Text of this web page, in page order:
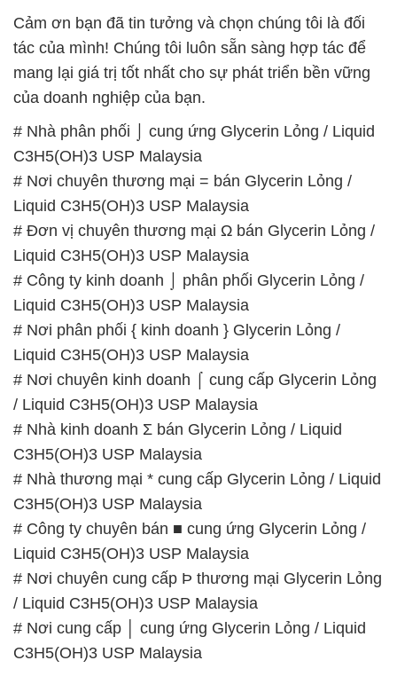
Cảm ơn bạn đã tin tưởng và chọn chúng tôi là đối
tác của mình! Chúng tôi luôn sẵn sàng hợp tác để
mang lại giá trị tốt nhất cho sự phát triển bền vững
của doanh nghiệp của bạn.
# Nhà phân phối ⌡ cung ứng Glycerin Lỏng / Liquid
C3H5(OH)3 USP Malaysia
# Nơi chuyên thương mại = bán Glycerin Lỏng /
Liquid C3H5(OH)3 USP Malaysia
# Đơn vị chuyên thương mại Ω bán Glycerin Lỏng /
Liquid C3H5(OH)3 USP Malaysia
# Công ty kinh doanh ⌡ phân phối Glycerin Lỏng /
Liquid C3H5(OH)3 USP Malaysia
# Nơi phân phối { kinh doanh } Glycerin Lỏng /
Liquid C3H5(OH)3 USP Malaysia
# Nơi chuyên kinh doanh ⌠ cung cấp Glycerin Lỏng
/ Liquid C3H5(OH)3 USP Malaysia
# Nhà kinh doanh Σ bán Glycerin Lỏng / Liquid
C3H5(OH)3 USP Malaysia
# Nhà thương mại * cung cấp Glycerin Lỏng / Liquid
C3H5(OH)3 USP Malaysia
# Công ty chuyên bán ■ cung ứng Glycerin Lỏng /
Liquid C3H5(OH)3 USP Malaysia
# Nơi chuyên cung cấp Þ thương mại Glycerin Lỏng
/ Liquid C3H5(OH)3 USP Malaysia
# Nơi cung cấp │ cung ứng Glycerin Lỏng / Liquid
C3H5(OH)3 USP Malaysia